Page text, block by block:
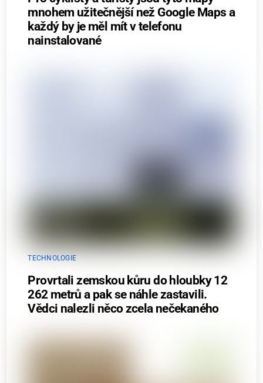
mnohem užitečnější než Google Maps a
každý by je měl mít v telefonu
nainstalované
TECHNOLOGIE
Provrtali zemskou kůru do hloubky 12
262 metrů a pak se náhle zastavili.
Vědci nalezli něco zcela nečekaného